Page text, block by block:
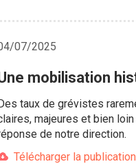
07/2025
mobilisation
taux de grévistes
majeures et bien
de notre direction.
Télécharger la publication